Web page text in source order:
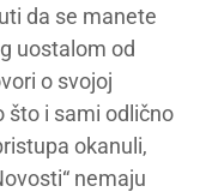
da se manete
uostalom od
o svojoj
što i sami odlično
okanuli,
nemaju